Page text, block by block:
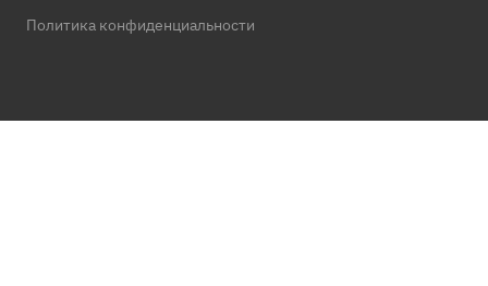
Политика конфиденциальности